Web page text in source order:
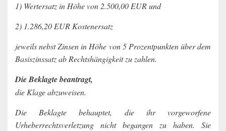
1) Wertersatz in Höhe von 2.500,00 EUR und
2) 1.286,20 EUR Kostenersatz
jeweils nebst Zinsen in Höhe von 5 Prozentpunkten über dem
Basiszinssatz ab Rechtshängigkeit zu zahlen.
Die Beklagte beantragt,
die Klage abzuweisen.
Die Beklagte behauptet, die ihr vorgeworfene
Urheberrechtsverletzung nicht begangen zu haben. Sie